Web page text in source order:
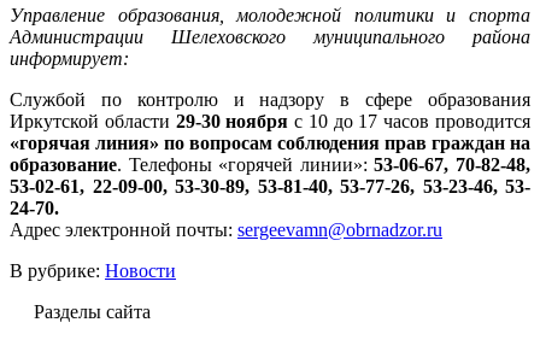
Управление образования, молодежной политики и спорта
Администрации Шелеховского муниципального района
информирует:
Службой по контролю и надзору в сфере образования
Иркутской области 29-30 ноября с 10 до 17 часов проводится
«горячая линия» по вопросам соблюдения прав граждан на
образование. Телефоны «горячей линии»:53-06-67, 70-82-48,
53-02-61, 22-09-00, 53-30-89, 53-81-40, 53-77-26, 53-23-46, 53-
24-70.
Адрес электронной почты: sergeevamn@obrnadzor.ru
В рубрике: Новости
Разделы сайта